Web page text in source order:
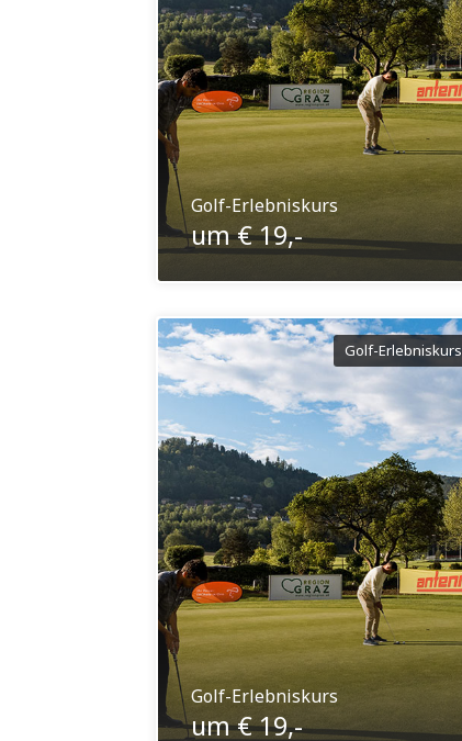
Golf-Erlebniskurs
um € 19,-
Golf-Erlebniskurs
Golf-Erlebniskurs
um € 19,-